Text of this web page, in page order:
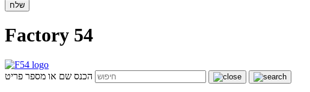
שלח
Factory 54
הכנס שם או מספר פריט